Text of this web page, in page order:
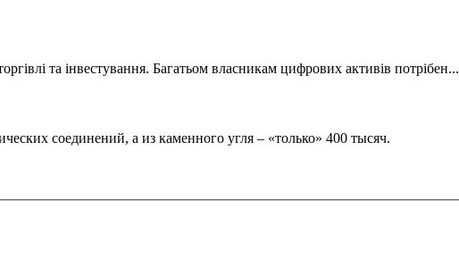
та інвестування. Багатьом власникам цифрових активів потрібен...
соединений, а из каменного угля – «только» 400 тысяч.